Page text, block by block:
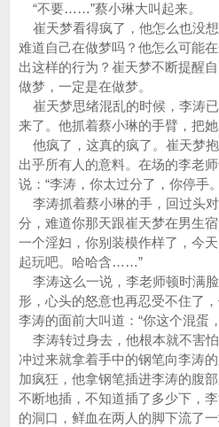
“不要……”蔡小琳大叫起来。
崔天梦看得疯了，他怎么也没想
难道自己在做梦吗？他怎么可能
出这样的行为？崔天梦不断提醒
做梦，一定是在做梦。
崔天梦思绪混乱的时候，李涛
来了。他抓着蔡小琳的手臂，把她
他疯了，这真的疯了。崔天梦
出乎所有人的意料。在场的李老
说：“李涛，你太过分了，你停手
李涛抓着蔡小琳的手，回过头
分，难道你那天跟崔天梦在男生
一个淫妇，你别装模作样了，今
起玩吧。哈哈含……”
李涛这么一说，李老师顿时满
形，心头的怒意也再忍受不住了
李涛的面前大叫道：“你这个混蛋
李涛转过身去，他根本就不害
冲过来就拿着手中的钢笔向李涛
加疯狂，他拿钢笔插进李涛的腹
不断地插，不知道插了多少下，
的洞口，鲜血在两人的脚下流了